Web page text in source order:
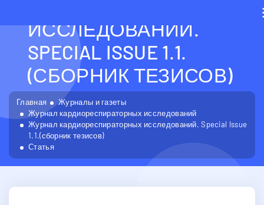
ИССЛЕДОВАНИЙ.
SPECIAL ISSUE 1.1.
(СБОРНИК ТЕЗИСОВ)
Главная
Журналы и газеты
Журнал кардиореспираторных исследований
Журнал кардиореспираторных исследований. Special Issue
1.1.(сборник тезисов)
Статья